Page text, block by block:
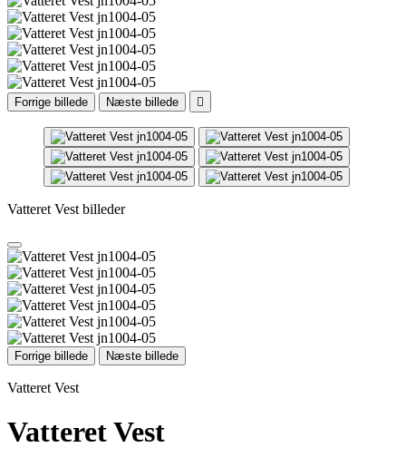
Forrige billede Næste billede 
Vatteret Vest billeder
Forrige billede Næste billede
Vatteret Vest
Vatteret Vest